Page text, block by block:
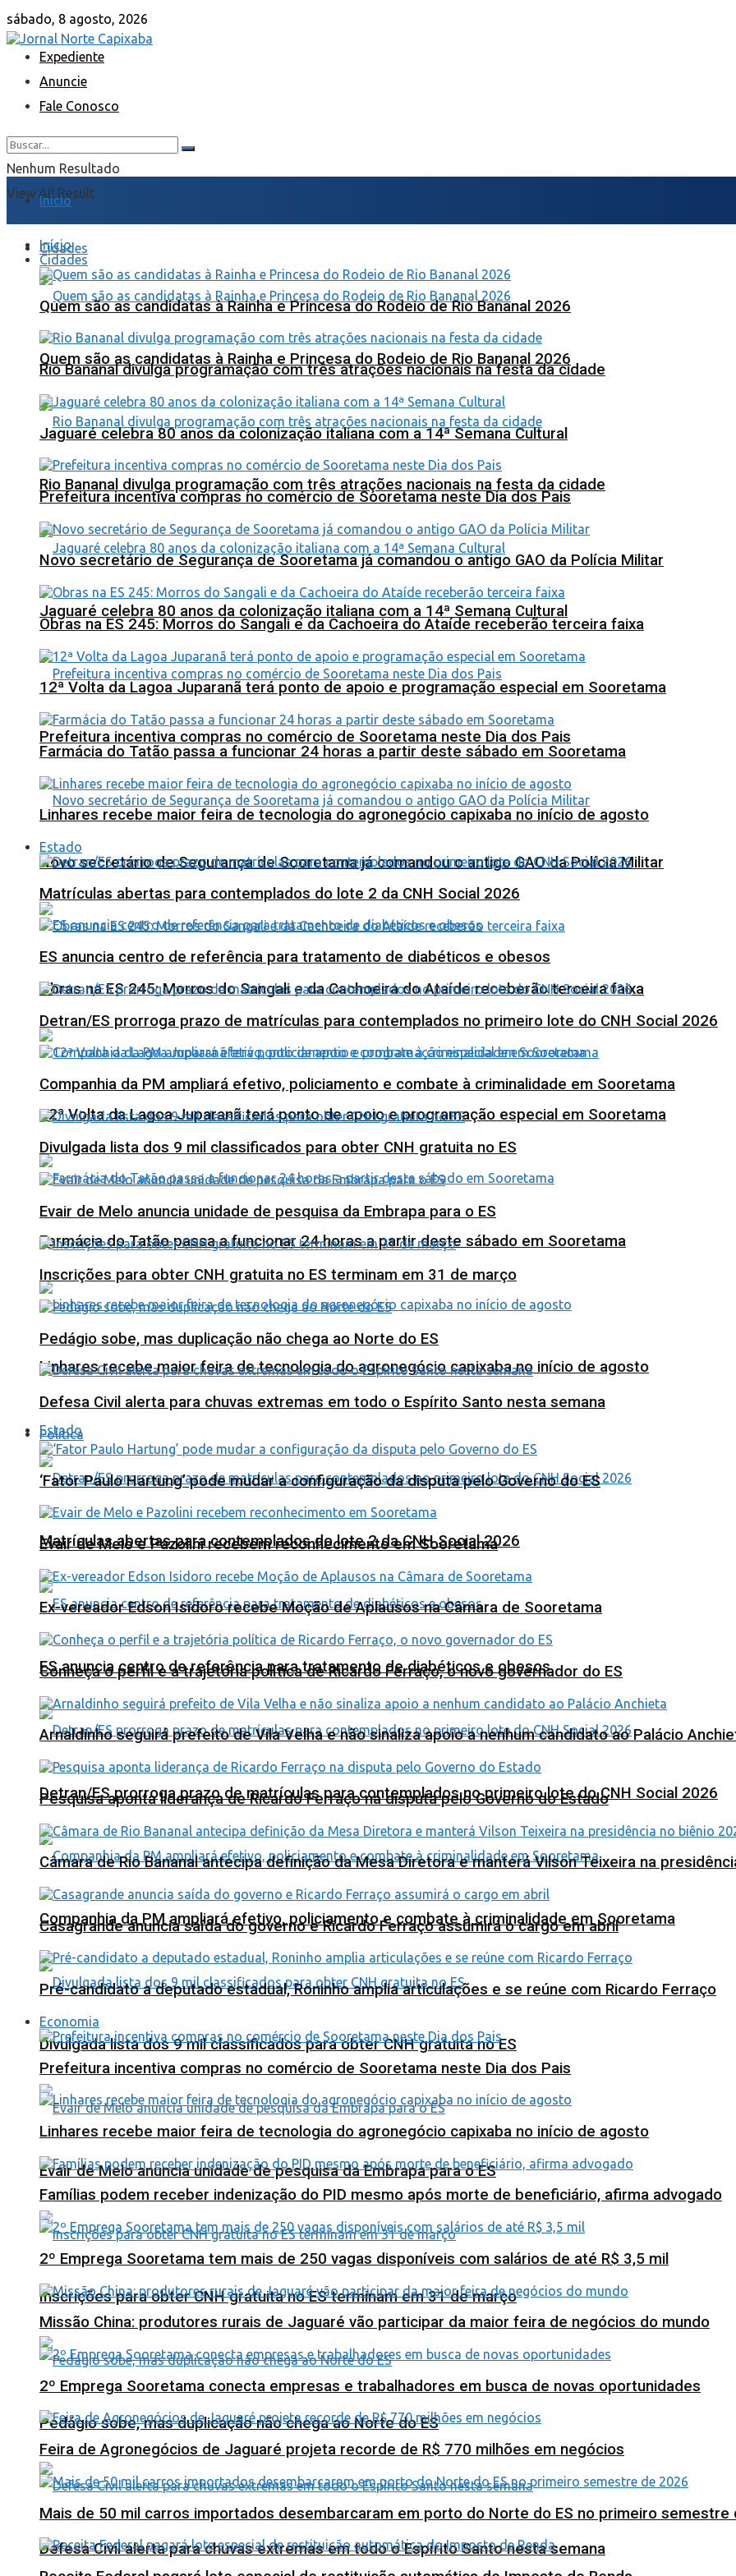
sábado, 8 agosto, 2026
Expediente
Anuncie
Fale Conosco
Nenhum Resultado
View All Result
Início
Cidades
Quem são as candidatas à Rainha e Princesa do Rodeio de Rio Bananal 2026
Rio Bananal divulga programação com três atrações nacionais na festa da cidade
Jaguaré celebra 80 anos da colonização italiana com a 14ª Semana Cultural
Prefeitura incentiva compras no comércio de Sooretama neste Dia dos Pais
Novo secretário de Segurança de Sooretama já comandou o antigo GAO da Polícia Militar
Obras na ES 245: Morros do Sangali e da Cachoeira do Ataíde receberão terceira faixa
12ª Volta da Lagoa Juparanã terá ponto de apoio e programação especial em Sooretama
Farmácia do Tatão passa a funcionar 24 horas a partir deste sábado em Sooretama
Linhares recebe maior feira de tecnologia do agronegócio capixaba no início de agosto
Estado
Matrículas abertas para contemplados do lote 2 da CNH Social 2026
ES anuncia centro de referência para tratamento de diabéticos e obesos
Detran/ES prorroga prazo de matrículas para contemplados no primeiro lote do CNH Social 2026
Companhia da PM ampliará efetivo, policiamento e combate à criminalidade em Sooretama
Divulgada lista dos 9 mil classificados para obter CNH gratuita no ES
Evair de Melo anuncia unidade de pesquisa da Embrapa para o ES
Inscrições para obter CNH gratuita no ES terminam em 31 de março
Pedágio sobe, mas duplicação não chega ao Norte do ES
Defesa Civil alerta para chuvas extremas em todo o Espírito Santo nesta semana
Início
Cidades
Quem são as candidatas à Rainha e Princesa do Rodeio de Rio Bananal 2026
Rio Bananal divulga programação com três atrações nacionais na festa da cidade
Jaguaré celebra 80 anos da colonização italiana com a 14ª Semana Cultural
Prefeitura incentiva compras no comércio de Sooretama neste Dia dos Pais
Novo secretário de Segurança de Sooretama já comandou o antigo GAO da Polícia Militar
Obras na ES 245: Morros do Sangali e da Cachoeira do Ataíde receberão terceira faixa
12ª Volta da Lagoa Juparanã terá ponto de apoio e programação especial em Sooretama
Farmácia do Tatão passa a funcionar 24 horas a partir deste sábado em Sooretama
Linhares recebe maior feira de tecnologia do agronegócio capixaba no início de agosto
Estado
Matrículas abertas para contemplados do lote 2 da CNH Social 2026
ES anuncia centro de referência para tratamento de diabéticos e obesos
Detran/ES prorroga prazo de matrículas para contemplados no primeiro lote do CNH Social 2026
Companhia da PM ampliará efetivo, policiamento e combate à criminalidade em Sooretama
Divulgada lista dos 9 mil classificados para obter CNH gratuita no ES
Evair de Melo anuncia unidade de pesquisa da Embrapa para o ES
Inscrições para obter CNH gratuita no ES terminam em 31 de março
Pedágio sobe, mas duplicação não chega ao Norte do ES
Defesa Civil alerta para chuvas extremas em todo o Espírito Santo nesta semana
Política
‘Fator Paulo Hartung’ pode mudar a configuração da disputa pelo Governo do ES
Evair de Melo e Pazolini recebem reconhecimento em Sooretama
Ex-vereador Edson Isidoro recebe Moção de Aplausos na Câmara de Sooretama
Conheça o perfil e a trajetória política de Ricardo Ferraço, o novo governador do ES
Arnaldinho seguirá prefeito de Vila Velha e não sinaliza apoio a nenhum candidato ao Palácio
Pesquisa aponta liderança de Ricardo Ferraço na disputa pelo Governo do Estado
Câmara de Rio Bananal antecipa definição da Mesa Diretora e manterá Vilson Teixeira na
Casagrande anuncia saída do governo e Ricardo Ferraço assumirá o cargo em abril
Pré-candidato a deputado estadual, Roninho amplia articulações e se reúne com Ricardo Ferraço
Economia
Prefeitura incentiva compras no comércio de Sooretama neste Dia dos Pais
Linhares recebe maior feira de tecnologia do agronegócio capixaba no início de agosto
Famílias podem receber indenização do PID mesmo após morte de beneficiário, afirma advogado
2º Emprega Sooretama tem mais de 250 vagas disponíveis com salários de até R$ 3,5 mil
Missão China: produtores rurais de Jaguaré vão participar da maior feira de negócios do mundo
2º Emprega Sooretama conecta empresas e trabalhadores em busca de novas oportunidades
Feira de Agronegócios de Jaguaré projeta recorde de R$ 770 milhões em negócios
Mais de 50 mil carros importados desembarcaram em porto do Norte do ES no primeiro semestre